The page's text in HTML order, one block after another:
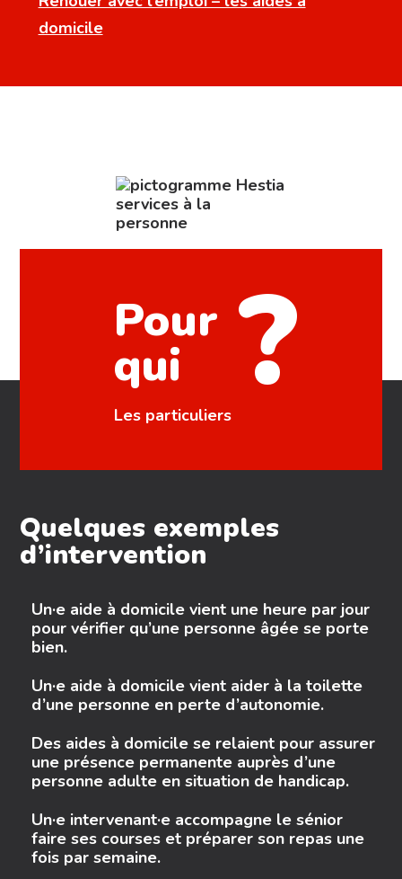
domicile
Pour
qui ?
Les particuliers
Quelques exemples
d’intervention
Un·e aide à domicile vient une heure par jour
pour vérifier qu’une personne âgée se porte
bien.
Un·e aide à domicile vient aider à la toilette
d’une personne en perte d’autonomie.
Des aides à domicile se relaient pour assurer
une présence permanente auprès d’une
personne adulte en situation de handicap.
Un·e intervenant·e accompagne le sénior
faire ses courses et préparer son repas une
fois par semaine.